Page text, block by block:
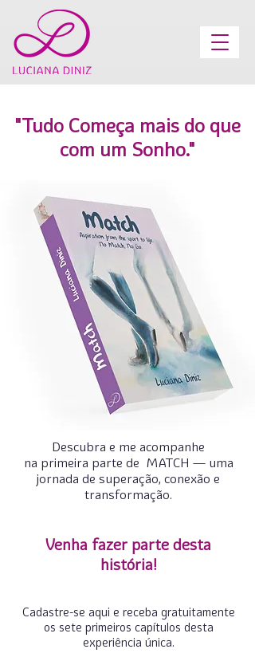
"Tudo Começa mais do que
com um Sonho."
Descubra e me acompanhe
na primeira parte de MATCH — uma
jornada de superação, conexão e
transformação.
Venha fazer parte desta
história!
Cadastre-se aqui e receba gratuitamente
os sete primeiros capítulos desta
experiência única.